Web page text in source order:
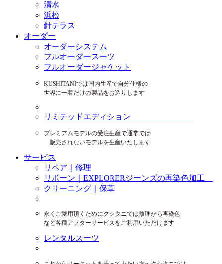
清水
浜松
針テラス
オーダー
オーダーシステム
フルオーダースーツ
フルオーダージャケット
KUSHITANIでは国内生産で自分仕様の
世界に一着だけの製品をお造りします
リミテッドエディション
プレミアムモデルの受注生産で通常では
販売されないモデルを生産いたします
サービス
リペア｜修理
リボーン｜EXPLORERジーンズの再染色加工
クリーニング｜保革
永くご愛用頂くためにクシタニでは修理から再染色
など各種アフターサービスをご利用いただけます
レンタルスーツ